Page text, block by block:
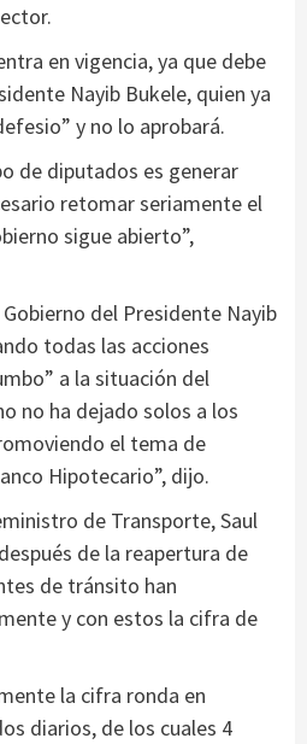
en vigencia, ya que debe
Nayib Bukele, quien ya
y no lo aprobará.
de diputados es generar
retomar seriamente el
sigue abierto”,
del Presidente Nayib
todas las acciones
a la situación del
no ha dejado solos a los
el tema de
Hipotecario”, dijo.
de Transporte, Saul
de la reapertura de
de tránsito han
y con estos la cifra de
la cifra ronda en
diarios, de los cuales 4